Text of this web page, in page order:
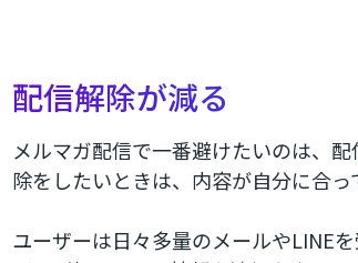
配信解除が減る
メルマガ配信で一番避けたいのは、
除をしたいときは、内容が自分に合っ
ユーザーは日々多量のメールやLINE